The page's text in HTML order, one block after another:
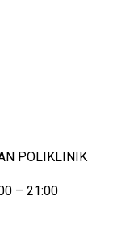
POLIKLINIK
– 21:00